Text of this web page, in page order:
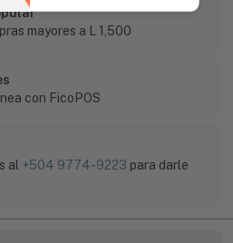
mayores a L 1,500
con FicoPOS
al +504 9774-9223 para darle